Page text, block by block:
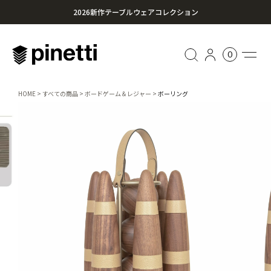
2026新作テーブルウェアコレクション
¥20,000円以上のお買い上げで送料無料
0
HOME すべての商品 ボードゲーム＆レジャー ボーリング